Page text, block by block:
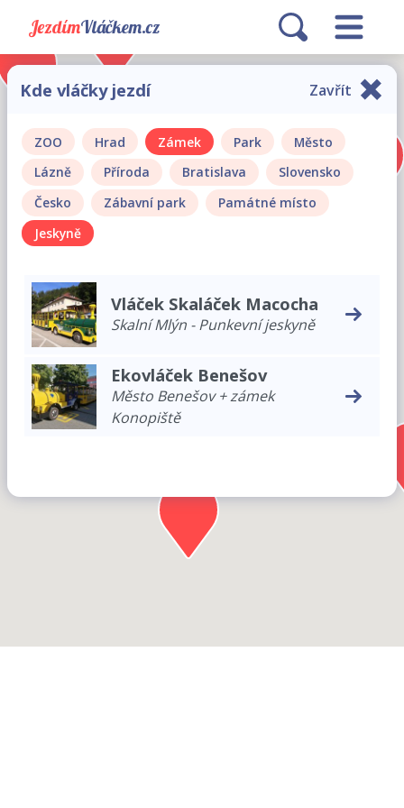
JezdímVláčkem.cz
Kde vláčky jezdí Zavřít
ZOO Hrad Zámek Park
Město
Lázně
Příroda Bratislava
Slovensko
Česko
Zábavní park
Památné místo
Jeskyně
Vláček Skaláček Macocha
Skalní Mlýn - Punkevní jeskyně
Ekovláček Benešov
Město Benešov + zámek
Konopiště